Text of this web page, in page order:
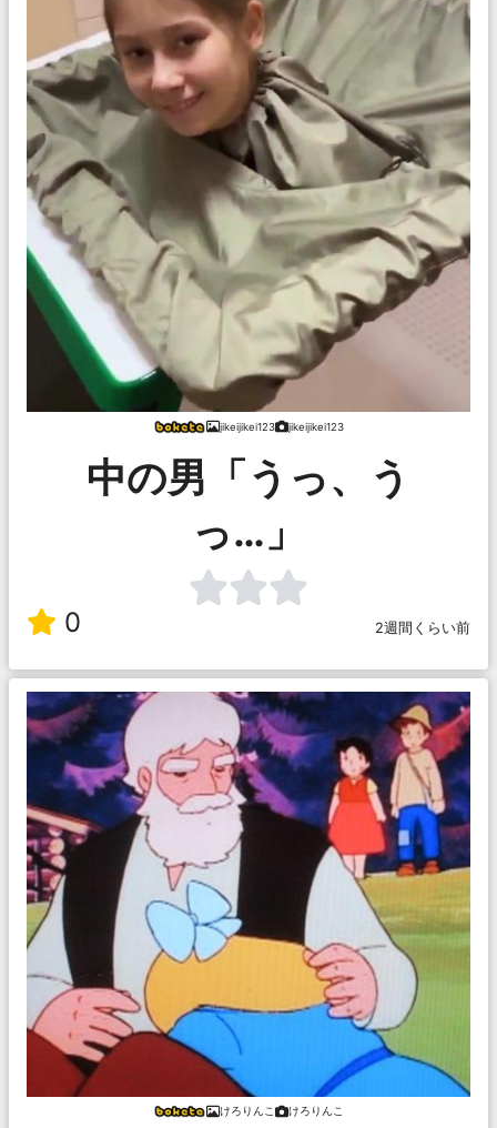
jikeijikei123 jikeijikei123
中の男「うっ、う
っ…」
0 2週間くらい前
けろりんこ けろりんこ